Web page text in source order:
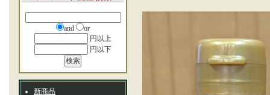
and
or
円以上
円以下
新商品